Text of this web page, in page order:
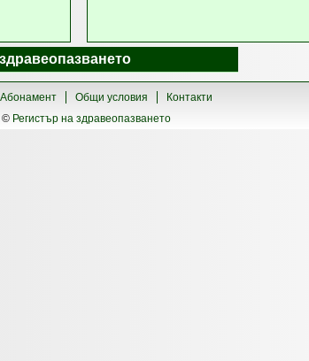
Абонамент Общи условия
Контакти
© Регистър на здравеопазването